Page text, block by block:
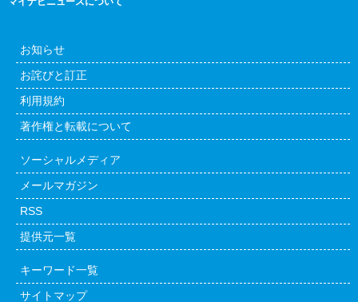
お知らせ
お詫びと訂正
利用規約
著作権と転載について
ソーシャルメディア
メールマガジン
RSS
提供元一覧
キーワード一覧
サイトマップ